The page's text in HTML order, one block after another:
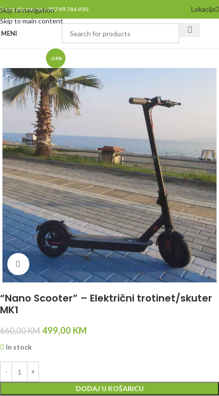
Skip to navigation
Skip to main content
Pozovite nas na +387 49 746 930 Lokacija
MENI
-24%
Click to enlarge
“Nano Scooter” – Električni trotinet/skuter
MK1
660,00KM 499,00 KM
In stock
DODAJ U KOŠARICU